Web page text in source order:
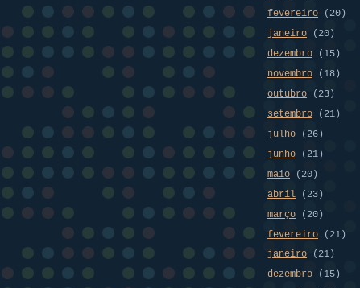
fevereiro (20)
janeiro (20)
dezembro (15)
novembro (18)
outubro (23)
setembro (21)
julho (26)
junho (21)
maio (20)
abril (23)
março (20)
fevereiro (21)
janeiro (21)
dezembro (15)